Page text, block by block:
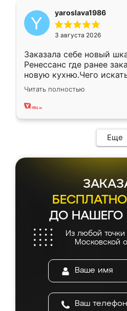
yaroslava1986
3 августа 2026
Заказала себе новый
Ренессанс где ранее
новую кухню.Чего
вполне довольна.
два года, нареканий нет.
Читать полностью
Еще
ДО НАШЕГО
Из любой
Московской